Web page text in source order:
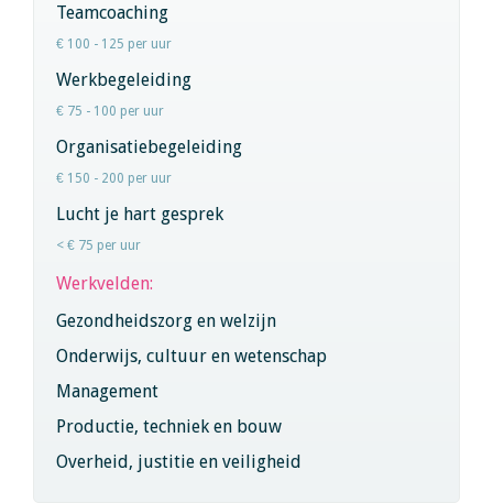
Teamcoaching
€ 100 - 125 per uur
Werkbegeleiding
€ 75 - 100 per uur
Organisatiebegeleiding
€ 150 - 200 per uur
Lucht je hart gesprek
< € 75 per uur
Werkvelden:
Gezondheidszorg en welzijn
Onderwijs, cultuur en wetenschap
Management
Productie, techniek en bouw
Overheid, justitie en veiligheid